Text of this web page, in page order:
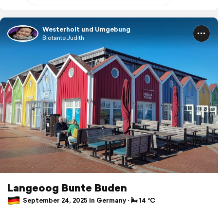
Westerholt und Umgebung
BiotanteJudith
Langeoog Bunte Buden
September 24, 2025 in Germany ⋅ 🌬 14 °C